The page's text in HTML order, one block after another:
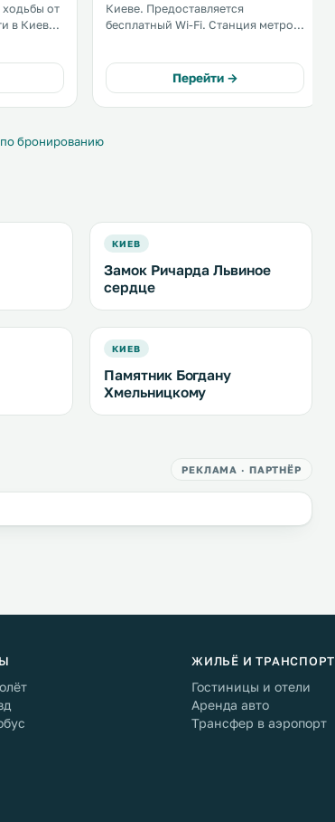
ходьбы от
в Киеве.
Киеве. Предоставляется
бесплатный Wi-Fi. Станция метро
апартаменты с кондиционером,
феном и телевизором с
кабельными каналами. .
Перейти →
бронированию
КИЕВ
Замок Ричарда Львиное
сердце
КИЕВ
Памятник Богдану
Хмельницкому
РЕКЛАМА · ПАРТНЁР
ЖИЛЬЁ И ТРАНСПОРТ
Гостиницы и отели
Аренда авто
Трансфер в аэропорт